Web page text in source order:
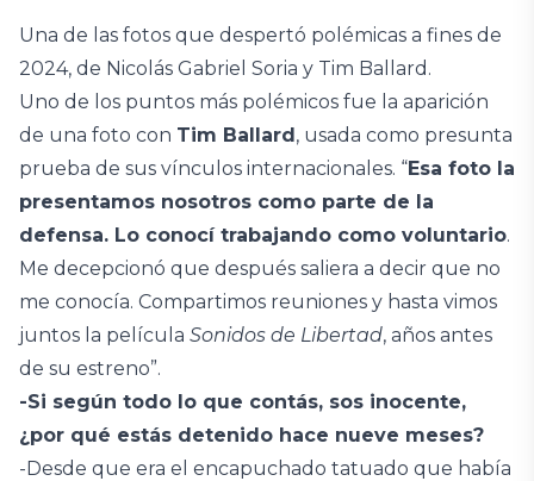
Una de las fotos que despertó polémicas a fines de
2024, de Nicolás Gabriel Soria y Tim Ballard.
Uno de los puntos más polémicos fue la aparición
de una foto con Tim Ballard, usada como presunta
prueba de sus vínculos internacionales. “Esa foto la
presentamos nosotros como parte de la
defensa. Lo conocí trabajando como voluntario.
Me decepcionó que después saliera a decir que no
me conocía. Compartimos reuniones y hasta vimos
juntos la película Sonidos de Libertad, años antes
de su estreno”.
-Si según todo lo que contás, sos inocente,
¿por qué estás detenido hace nueve meses?
-Desde que era el encapuchado tatuado que había